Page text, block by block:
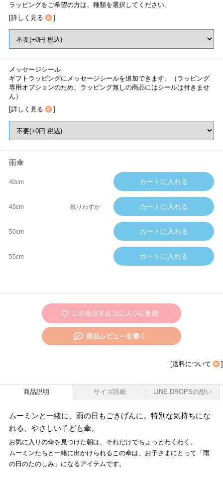
ラッピングをご希望の方は、種類を選択してください。
[詳しく見る ]
メッセージシール
ギフトラッピングにメッセージシールを追加できます。（ラッピング
専用オプションのため、ラッピング無しの商品にはシールは付きませ
ん）
[詳しく見る ]
雨傘
40cm
45cm 残りわずか
50cm
55cm
[送料について ]
商品説明 サイズ詳細 LINE DROPSの想い
ムーミンと一緒に、雨の日もごきげんに。特別な気持ちにな
れる、やさしい子ども傘。
お気に入りの傘を見つけた朝は、それだけでちょっとわくわく。
ムーミンたちと一緒に出かけられるこの傘は、お子さまにとって「雨
の日のたのしみ」になるアイテムです。